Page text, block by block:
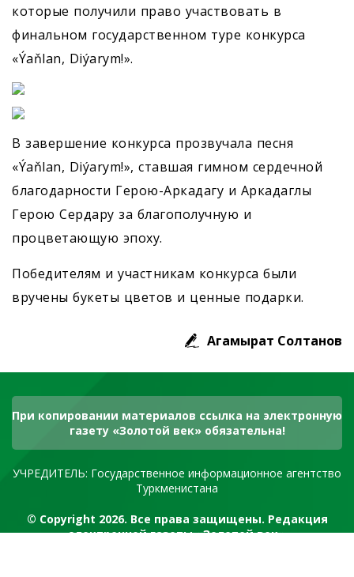
которые получили право участвовать в
финальном государственном туре конкурса
«Ýaňlan, Diýarym!».
В завершение конкурса прозвучала песня
«Ýaňlan, Diýarym!», ставшая гимном сердечной
благодарности Герою-Аркадагу и Аркадаглы
Герою Сердару за благополучную и
процветающую эпоху.
Победителям и участникам конкурса были
вручены букеты цветов и ценные подарки.
Агамырат Солтанов
При копировании материалов ссылка на электронную
газету «Золотой век» обязательна!
УЧРЕДИТЕЛЬ: Государственное информационное агентство
Туркменистана
© Copyright 2026. Все права защищены. Редакция
электронной газеты «Золотой век»